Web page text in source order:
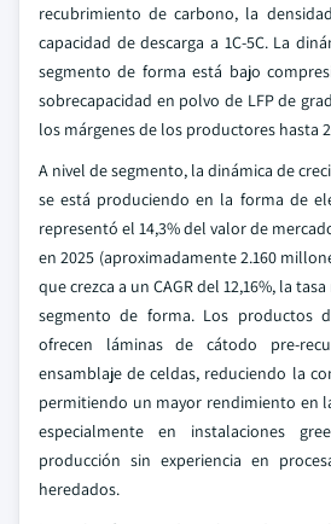
recubrimiento de carbono, la
capacidad de descarga a 1C-5C. La
segmento de forma está bajo
sobrecapacidad en polvo de LFP de
los márgenes de los productores hasta
A nivel de segmento, la dinámica de
se está produciendo en la forma de
representó el 14,3% del valor de
en 2025 (aproximadamente 2.160
que crezca a un CAGR del 12,16%, la
segmento de forma. Los productos
ofrecen láminas de cátodo pre-
ensamblaje de celdas, reduciendo la
permitiendo un mayor rendimiento en
especialmente en instalaciones
producción sin experiencia en
heredados.